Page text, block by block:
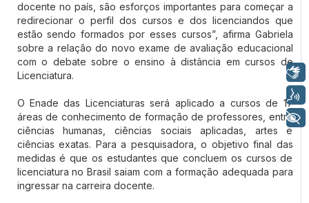
docente no país, são esforços importantes para começar a
redirecionar o perfil dos cursos e dos licenciandos que
estão sendo formados por esses cursos”, afirma Gabriela
sobre a relação do novo exame de avaliação educacional
com o debate sobre o ensino à distância em cursos de
Licenciatura.
O Enade das Licenciaturas será aplicado a cursos de 17
áreas de conhecimento de formação de professores, entre
ciências humanas, ciências sociais aplicadas, artes e
ciências exatas. Para a pesquisadora, o objetivo final das
medidas é que os estudantes que concluem os cursos de
licenciatura no Brasil saiam com a formação adequada para
ingressar na carreira docente.
+ Acessibilidade